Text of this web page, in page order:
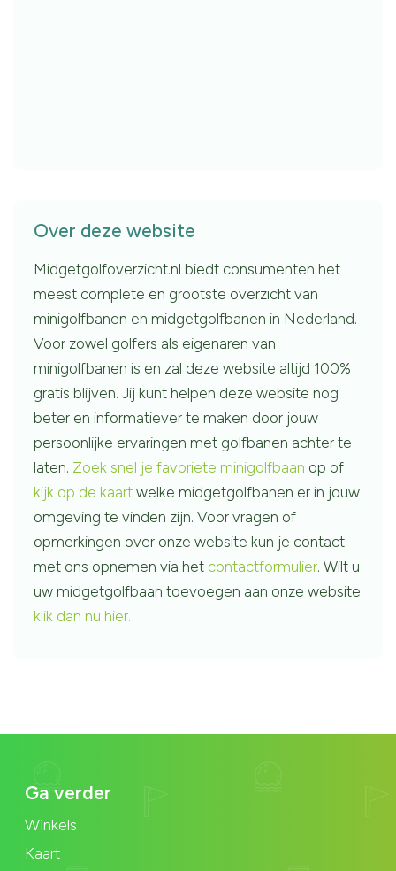
Over deze website
Midgetgolfoverzicht.nl biedt consumenten het
meest complete en grootste overzicht van
minigolfbanen en midgetgolfbanen in Nederland.
Voor zowel golfers als eigenaren van
minigolfbanen is en zal deze website altijd 100%
gratis blijven. Jij kunt helpen deze website nog
beter en informatiever te maken door jouw
persoonlijke ervaringen met golfbanen achter te
laten. Zoek snel je favoriete minigolfbaan op of
kijk op de kaart welke midgetgolfbanen er in jouw
omgeving te vinden zijn. Voor vragen of
opmerkingen over onze website kun je contact
met ons opnemen via het contactformulier. Wilt u
uw midgetgolfbaan toevoegen aan onze website
klik dan nu hier.
Ga verder
Winkels
Kaart